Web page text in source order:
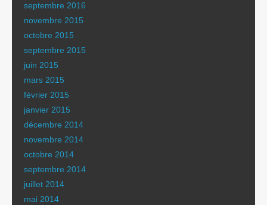
septembre 2016
novembre 2015
octobre 2015
septembre 2015
juin 2015
mars 2015
février 2015
janvier 2015
décembre 2014
novembre 2014
octobre 2014
septembre 2014
juillet 2014
mai 2014